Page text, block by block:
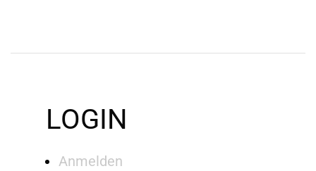
LOGIN
Anmelden